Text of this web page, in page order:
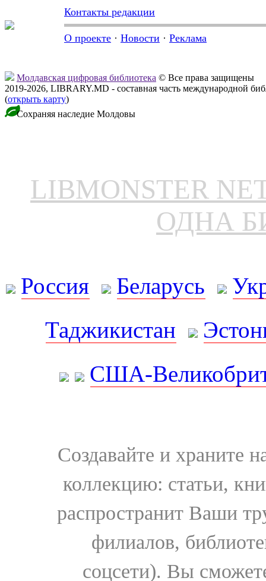
Контакты редакции
О проекте · Новости · Реклама
Молдавская цифровая библиотека © Все права защищены
2019-2026, LIBRARY.MD - составная часть международной
(открыть карту)
Сохраняя наследие Молдовы
LIBMONSTER
ОДНА
Россия Беларусь
Таджикистан
США-
Создавайте и храните
коллекцию: статьи,
распространит Ваши
филиалов,
соцсети). Вы